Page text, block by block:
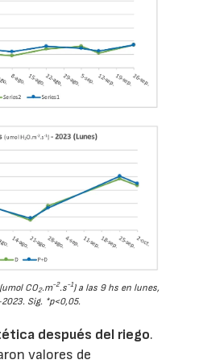
CO2.m-2.s-1) a las 9 hs en lunes,
Sig. *p<0,05.
después del riego.
valores de